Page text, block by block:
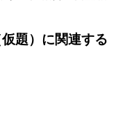
題）に関連する